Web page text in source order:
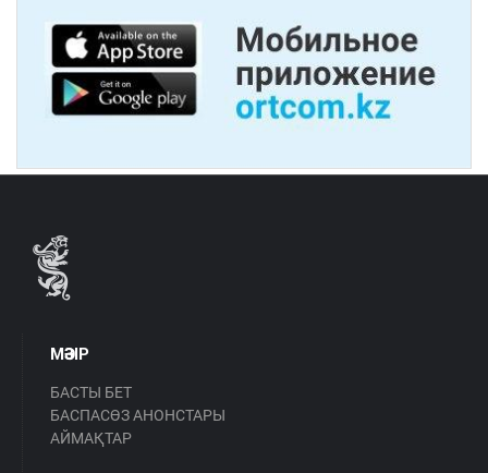
МӘЗІР
БАСТЫ БЕТ
БАСПАСӨЗ АНОНСТАРЫ
АЙМАҚТАР